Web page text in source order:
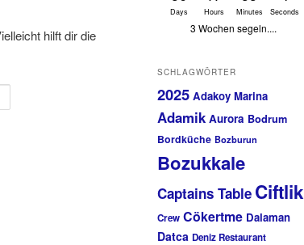
hilft dir die
Days Hours Minutes Seconds
3 Wochen segeln....
SCHLAGWÖRTER
2025 Adakoy Marina
Adamik Aurora Bodrum
Bordküche Bozburun
Bozukkale
Captains Table Ciftlik
Crew Cökertme Dalaman
Datca Deniz Restaurant